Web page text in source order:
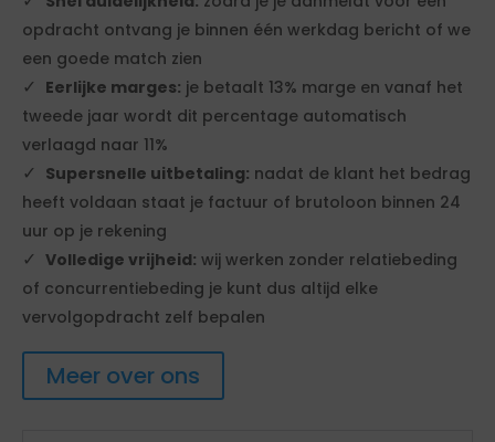
opdracht ontvang je binnen één werkdag bericht of we
een goede match zien
Eerlijke marges: je betaalt 13% marge en vanaf het
tweede jaar wordt dit percentage automatisch
verlaagd naar 11%
Supersnelle uitbetaling: nadat de klant het bedrag
heeft voldaan staat je factuur of brutoloon binnen 24
uur op je rekening
Volledige vrijheid: wij werken zonder relatiebeding
of concurrentiebeding je kunt dus altijd elke
vervolgopdracht zelf bepalen
Meer over ons